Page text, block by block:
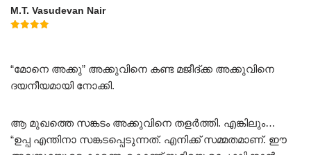
M.T. Vasudevan Nair
“മോനെ അക്കു” അക്കുവിനെ കണ്ട മജീദ്ക്ക അക്കുവിനെ
ദയനീയമായി നോക്കി.
ആ മുഖത്തെ സങ്കടം അക്കുവിനെ തളർത്തി. എങ്കിലും…
“ഉപ്പ എന്തിനാ സങ്കടപ്പെടുന്നത്. എനിക്ക് സമ്മതമാണ്. ഈ